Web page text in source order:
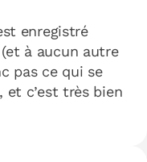
enregistré
à aucun autre
pas ce qui se
et c’est très bien